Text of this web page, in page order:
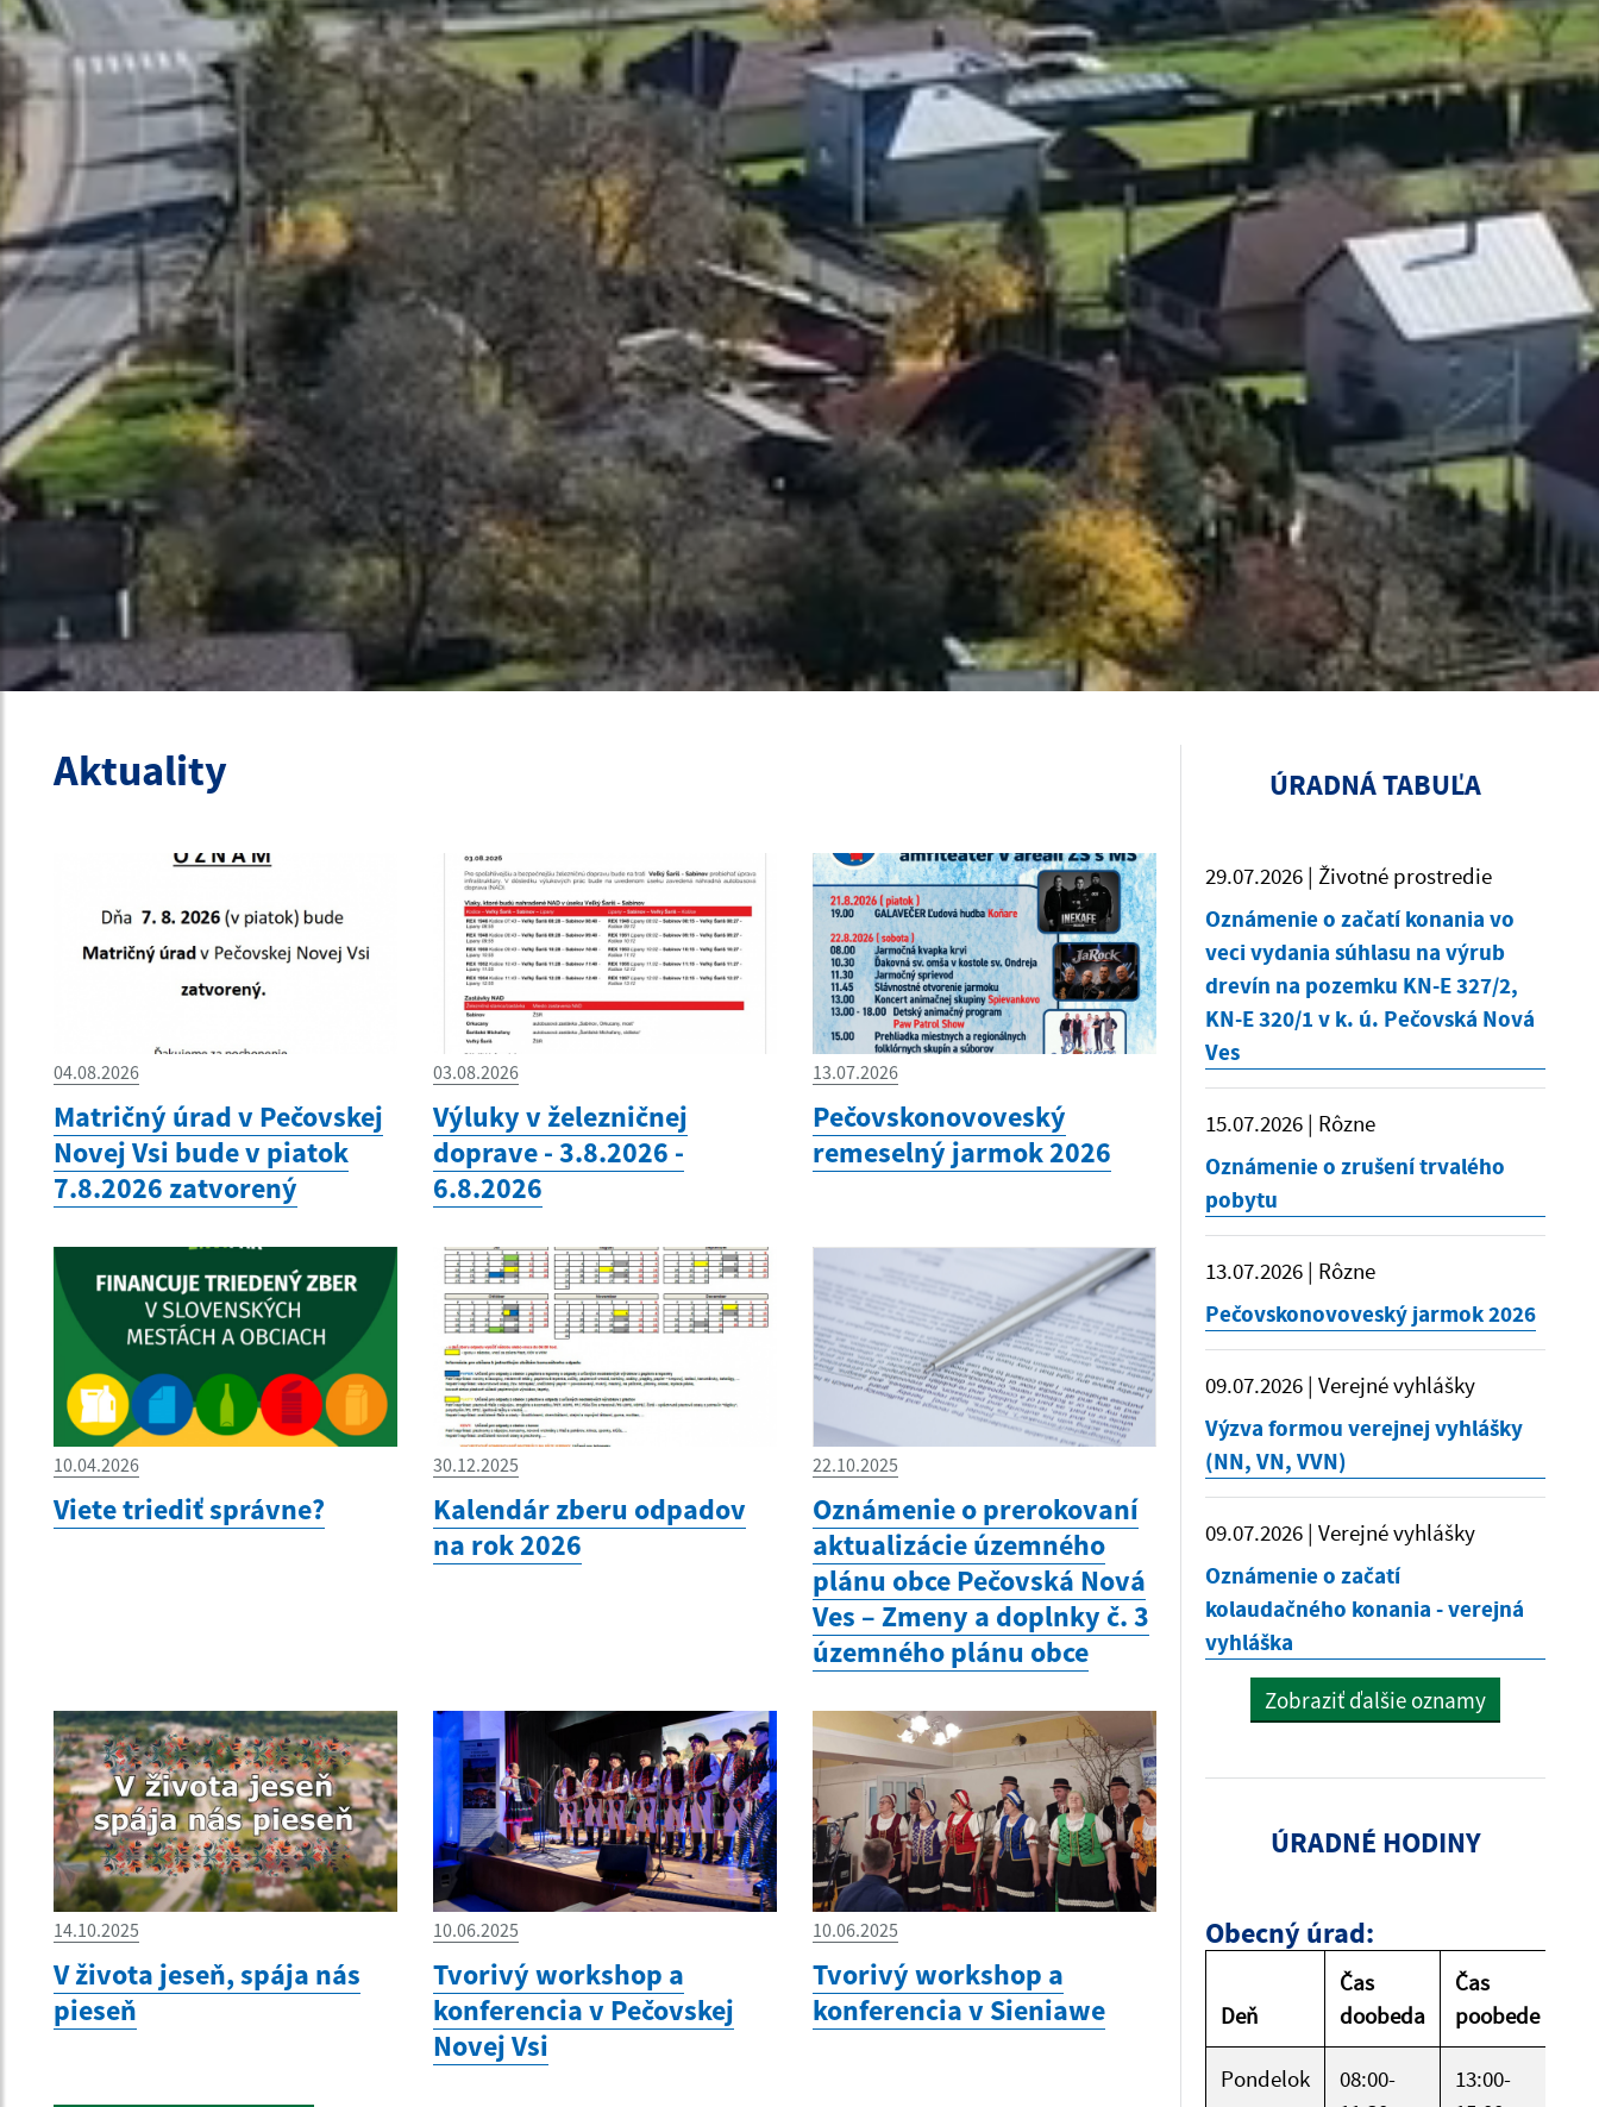
Aktuality
04.08.2026
Matričný úrad v Pečovskej
Novej Vsi bude v piatok
7.8.2026 zatvorený
03.08.2026
Výluky v železničnej
doprave - 3.8.2026 -
6.8.2026
13.07.2026
Pečovskonovoveský
remeselný jarmok 2026
10.04.2026
Viete triediť správne?
30.12.2025
Kalendár zberu odpadov
na rok 2026
22.10.2025
Oznámenie o prerokovaní
aktualizácie územného
plánu obce Pečovská Nová
Ves – Zmeny a doplnky č. 3
územného plánu obce
14.10.2025
V života jeseň, spája nás
pieseň
10.06.2025
Tvorivý workshop a
konferencia v Pečovskej
Novej Vsi
10.06.2025
Tvorivý workshop a
konferencia v Sieniawe
ÚRADNÁ TABUĽA
29.07.2026 | Životné prostredie
Oznámenie o začatí konania vo
veci vydania súhlasu na výrub
drevín na pozemku KN-E 327/2,
KN-E 320/1 v k. ú. Pečovská Nová
Ves
15.07.2026 | Rôzne
Oznámenie o zrušení trvalého
pobytu
13.07.2026 | Rôzne
Pečovskonovoveský jarmok 2026
09.07.2026 | Verejné vyhlášky
Výzva formou verejnej vyhlášky
(NN, VN, VVN)
09.07.2026 | Verejné vyhlášky
Oznámenie o začatí
kolaudačného konania - verejná
vyhláška
Zobraziť ďalšie oznamy
ÚRADNÉ HODINY
Obecný úrad:
Deň
Čas
doobeda
Čas
poobede
Pondelok
08:00-
13:00-